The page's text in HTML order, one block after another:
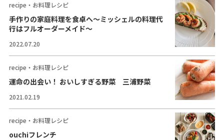
サービス一覧
ご契約者さま限定サ
会社紹介
お知らせ
recipe・お料理レシピ
手作りの家庭料理を食卓へ～ミッシェルの料理代
行はフルオーダーメイド～
2022.07.20
recipe・お料理レシピ
運命の出会い！ おいしすぎる野菜 三浦野菜
2021.02.19
recipe・お料理レシピ
ouchiフレンチ